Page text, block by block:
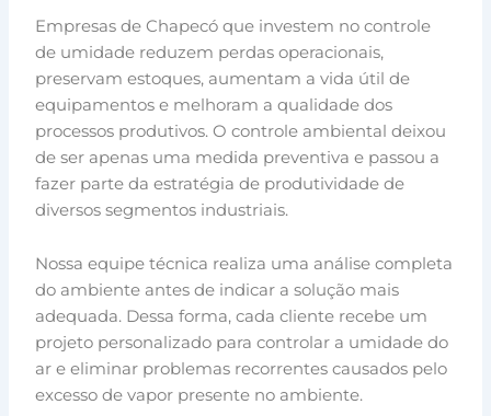
Empresas de Chapecó que investem no controle
de umidade reduzem perdas operacionais,
preservam estoques, aumentam a vida útil de
equipamentos e melhoram a qualidade dos
processos produtivos. O controle ambiental deixou
de ser apenas uma medida preventiva e passou a
fazer parte da estratégia de produtividade de
diversos segmentos industriais.
Nossa equipe técnica realiza uma análise completa
do ambiente antes de indicar a solução mais
adequada. Dessa forma, cada cliente recebe um
projeto personalizado para controlar a umidade do
ar e eliminar problemas recorrentes causados pelo
excesso de vapor presente no ambiente.